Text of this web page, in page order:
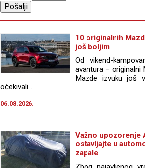
10 originalnih
još boljim
Od vikend-
avantura – originalni
Mazde izvuku još
očekivali...
06.08.2026.
Važno upozorenje
ostavljajte u
zapale